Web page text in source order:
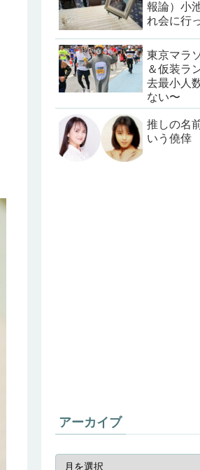
報論）小
れ会に行
東京マラ
＆仮装ラ
去最小人
ない〜
推しの名
いう僥倖
アーカイブ